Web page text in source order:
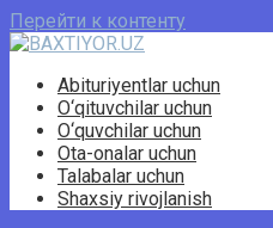
Перейти к контенту
Abituriyentlar uchun
O‘qituvchilar uchun
O‘quvchilar uchun
Ota-onalar uchun
Talabalar uchun
Shaxsiy rivojlanish